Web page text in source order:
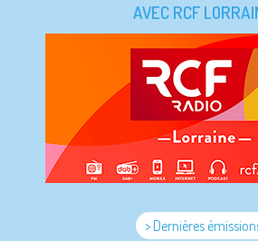
AVEC RCF
> Dernières